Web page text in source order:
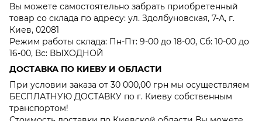
Вы можете самостоятельно забрать приобретенный
товар со склада по адресу: ул. Здолбуновская, 7-А, г.
Киев, 02081
Режим работы склада: Пн-Пт: 9-00 до 18-00, Сб: 10-00 до
16-00, Вс: ВЫХОДНОЙ
ДОСТАВКА ПО КИЕВУ И ОБЛАСТИ
При условии заказа от 30 000,00 грн мы осуществляем
БЕСПЛАТНУЮ ДОСТАВКУ по г. Киеву собственным
транспортом!